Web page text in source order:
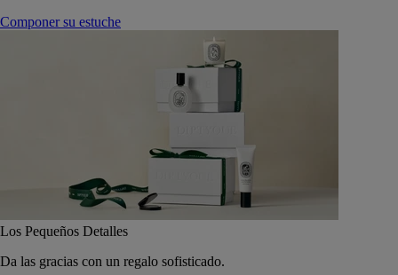
Componer su estuche
Los Pequeños Detalles
Da las gracias con un regalo sofisticado.